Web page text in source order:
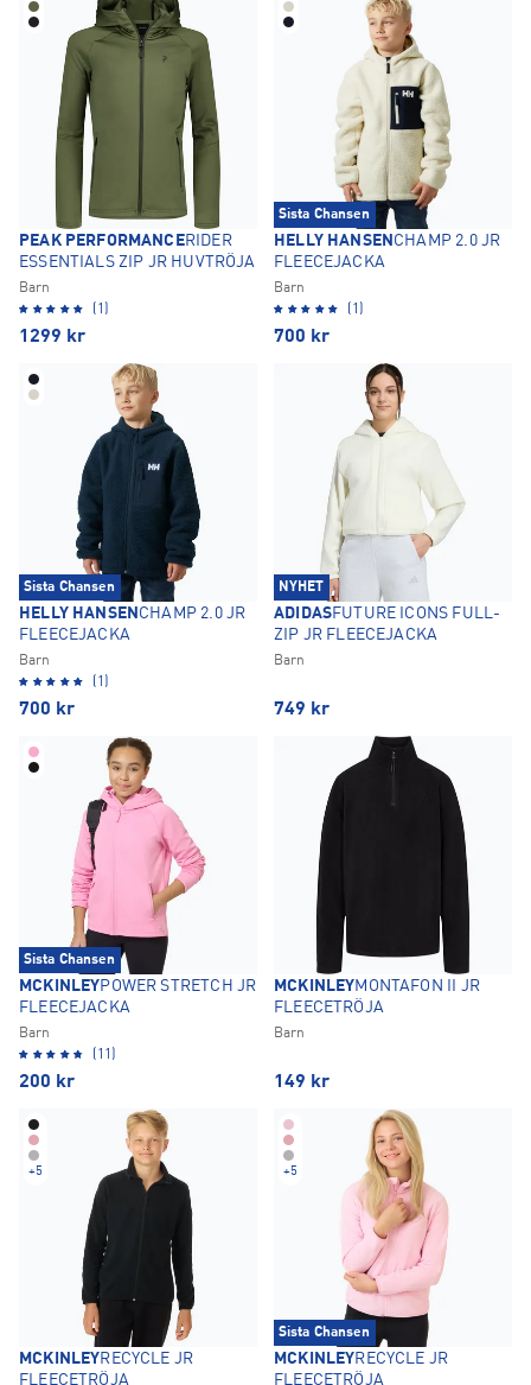
PEAK PERFORMANCERIDER
ESSENTIALS ZIP JR HUVTRÖJA
Barn
(1)
1299 kr
Sista Chansen
HELLY HANSEN CHAMP 2.0 JR
FLEECEJACKA
Barn
(1)
700 kr
Sista Chansen
HELLY HANSEN CHAMP 2.0 JR
FLEECEJACKA
Barn
(1)
700 kr
NYHET
ADIDASFUTURE ICONS FULL-
ZIP JR FLEECEJACKA
Barn
749 kr
Sista Chansen
MCKINLEYPOWER STRETCH JR
FLEECEJACKA
Barn
(11)
200 kr
MCKINLEYMONTAFON II JR
FLEECETRÖJA
Barn
149 kr
+5
MCKINLEYRECYCLE JR
FLEECETRÖJA
+5
Sista Chansen
MCKINLEYRECYCLE JR
FLEECETRÖJA